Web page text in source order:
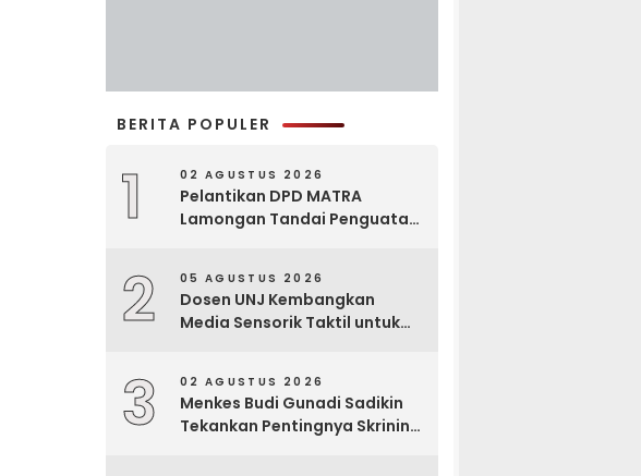
BERITA POPULER
1 02 AGUSTUS 2026
Pelantikan DPD MATRA
Lamongan Tandai Penguatan
2 05 AGUSTUS 2026
Dosen UNJ Kembangkan
Media Sensorik Taktil untuk
3 02 AGUSTUS 2026
Menkes Budi Gunadi Sadikin
Tekankan Pentingnya Skrining